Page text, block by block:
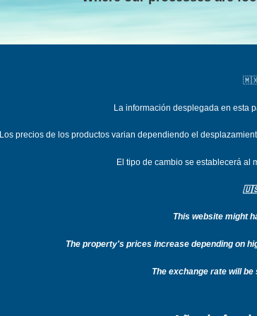
La información desplegada en esta
Los precios de los productos varian dependiendo el
El tipo de cambio se establecerá al
This website might
The property's prices increase depending on
The exchange rate will